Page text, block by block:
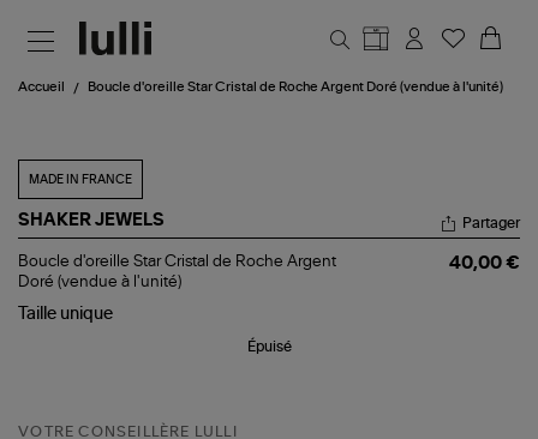
Accueil Boucle d'oreille Star Cristal de Roche Argent Doré (vendue à l'unité)
MADE IN FRANCE
SHAKER JEWELS
Boucle
d'oreille
Cristal
à
Partager
Boucle d'oreille Star Cristal de Roche Argent
Doré (vendue à l'unité)
40,00 €
Taille unique
Épuisé
VOTRE CONSEILLÈRE LULLI